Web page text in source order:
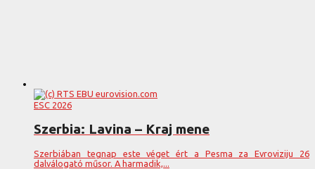
ESC 2026
Szerbia: Lavina – Kraj mene
Szerbiában tegnap este véget ért a Pesma za Evroviziju 26
dalválogató műsor. A harmadik,...